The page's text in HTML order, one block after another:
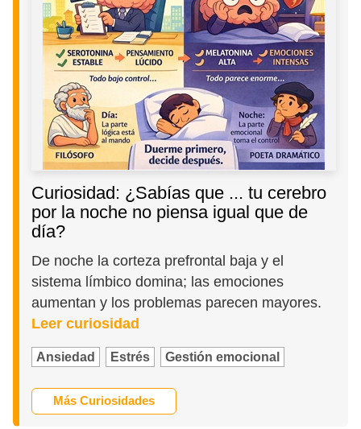
Curiosidad: ¿Sabías que ... tu cerebro
por la noche no piensa igual que de
día?
De noche la corteza prefrontal baja y el
sistema límbico domina; las emociones
aumentan y los problemas parecen mayores.
Leer curiosidad
Ansiedad Estrés Gestión emocional
Más Curiosidades